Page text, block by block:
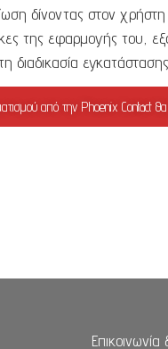
δίνοντας στον χρήστη
της εφαρμογής του,
διαδικασία εγκατάστασης.
από την Phoenix Contact θα